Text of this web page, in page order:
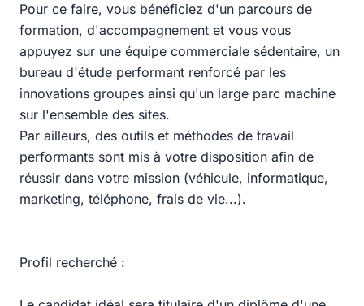
Pour ce faire, vous bénéficiez d'un parcours de
formation, d'accompagnement et vous vous
appuyez sur une équipe commerciale sédentaire, un
bureau d'étude performant renforcé par les
innovations groupes ainsi qu'un large parc machine
sur l'ensemble des sites.
Par ailleurs, des outils et méthodes de travail
performants sont mis à votre disposition afin de
réussir dans votre mission (véhicule, informatique,
marketing, téléphone, frais de vie...).
Profil recherché :